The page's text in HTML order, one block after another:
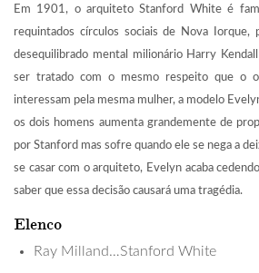
Em 1901, o arquiteto Stanford White é
requintados círculos sociais de Nova Iorque,
desequilibrado mental milionário Harry
ser tratado com o mesmo respeito que o
interessam pela mesma mulher, a modelo
os dois homens aumenta grandemente de
por Stanford mas sofre quando ele se nega a
se casar com o arquiteto, Evelyn acaba
saber que essa decisão causará uma tragédia.
Elenco
Ray Milland…Stanford White